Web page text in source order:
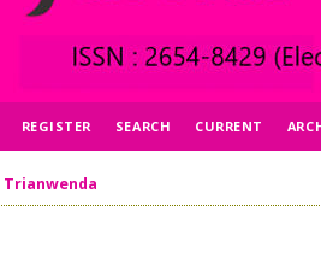
REGISTER SEARCH CURRENT
Trianwenda